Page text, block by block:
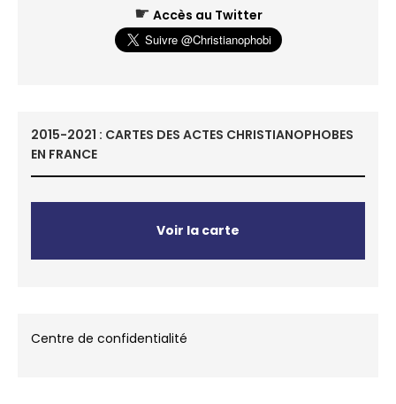
☛ Accès au Twitter
2015-2021 : CARTES DES ACTES CHRISTIANOPHOBES
EN FRANCE
Voir la carte
Centre de confidentialité